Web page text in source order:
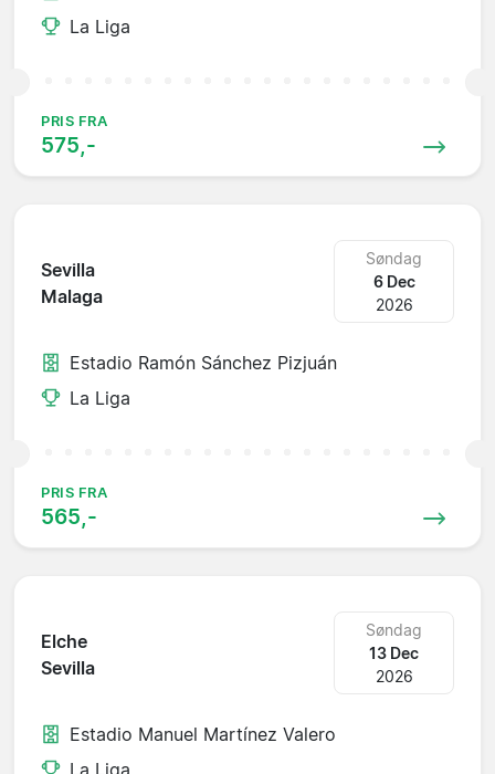
La Liga
PRIS FRA
575,-
Sevilla
Malaga
Søndag
6 Dec
2026
Estadio Ramón Sánchez Pizjuán
La Liga
PRIS FRA
565,-
Elche
Sevilla
Søndag
13 Dec
2026
Estadio Manuel Martínez Valero
La Liga